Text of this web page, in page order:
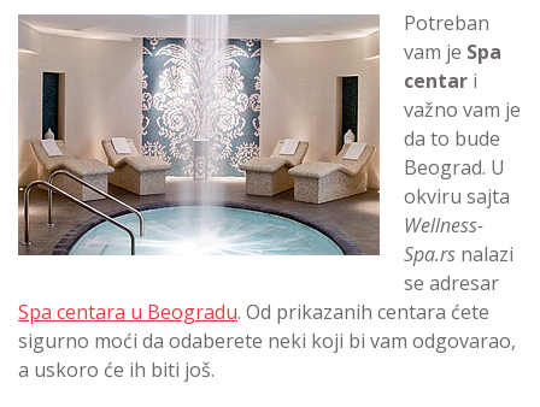
Potreban
vam je Spa
centar i
važno vam je
da to bude
Beograd. U
okviru sajta
Wellness-
Spa.rs nalazi
se adresar
Spa centara u Beogradu. Od prikazanih centara ćete
sigurno moći da odaberete neki koji bi vam odgovarao,
a uskoro će ih biti još.